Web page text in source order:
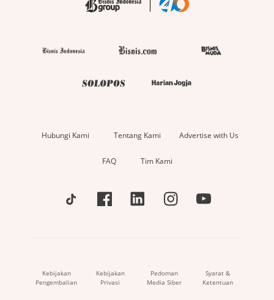
Hubungi Kami Tentang Kami Advertise with Us
FAQ Tim Kami
Kebijakan
Pengembalian
Kebijakan
Privasi
Pedoman
Media Siber
Syarat &
Ketentuan